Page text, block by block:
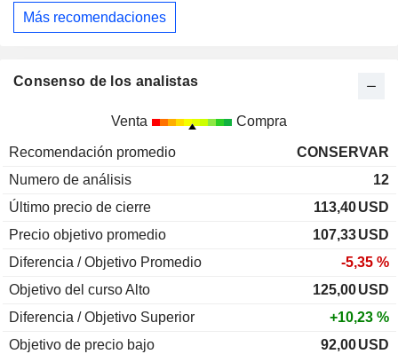
Más recomendaciones
Consenso de los analistas
Venta Compra
Recomendación promedio
CONSERVAR
Numero de análisis
12
Último precio de cierre
113,40USD
Precio objetivo promedio
107,33USD
Diferencia / Objetivo Promedio
-5,35 %
Objetivo del curso Alto
125,00USD
Diferencia / Objetivo Superior
+10,23 %
Objetivo de precio bajo
92,00USD